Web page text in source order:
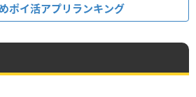
ポイ活アプリランキング